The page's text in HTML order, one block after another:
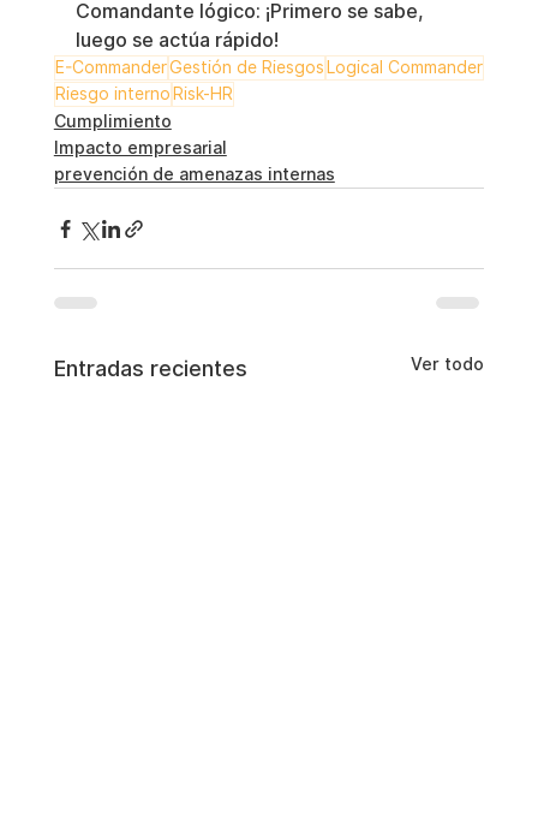
Comandante lógico: ¡Primero se sabe,
luego se actúa rápido!
E-CommanderGestión de Riesgos Logical Commander
Riesgo interno Risk-HR
Cumplimiento
Impacto empresarial
prevención de amenazas internas
Entradas recientes Ver todo